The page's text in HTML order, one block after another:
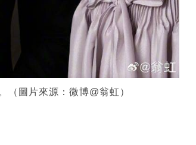
（圖片來源：微博@翁虹）